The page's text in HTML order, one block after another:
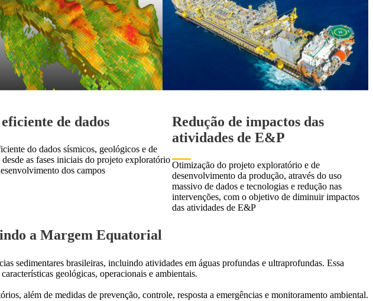
de dados
do dados sísmicos, geológicos e de
desde as fases iniciais do projeto exploratório
dos campos
Redução de impactos das
atividades de E&P
Otimização do projeto exploratório e de
desenvolvimento da produção, através do uso
massivo de dados e tecnologias e redução nas
intervenções, com o objetivo de diminuir impactos
das atividades de E&P
a Margem Equatorial
sedimentares brasileiras, incluindo atividades em águas profundas e ultraprofundas. Essa
geológicas, operacionais e ambientais.
além de medidas de prevenção, controle, resposta a emergências e monitoramento ambiental.